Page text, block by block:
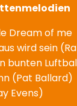
Dream of me
wird sein
bunten
(Pat Ballard)
Evens)